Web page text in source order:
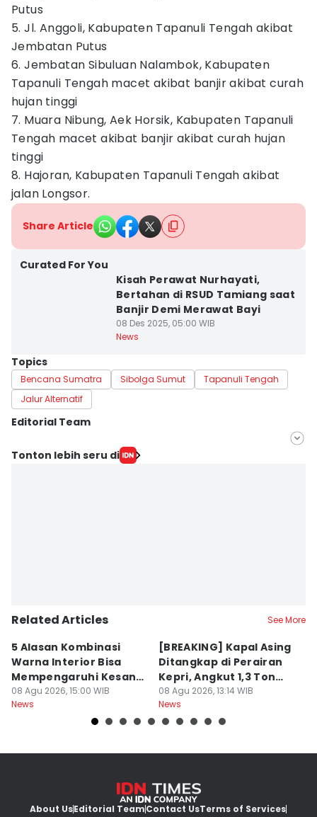
Putus
5. Jl. Anggoli, Kabupaten Tapanuli Tengah akibat
Jembatan Putus
6. Jembatan Sibuluan Nalambok, Kabupaten
Tapanuli Tengah macet akibat banjir akibat curah
hujan tinggi
7. Muara Nibung, Aek Horsik, Kabupaten Tapanuli
Tengah macet akibat banjir akibat curah hujan
tinggi
8. Hajoran, Kabupaten Tapanuli Tengah akibat
jalan Longsor.
Share Article
Curated For You
Kisah Perawat Nurhayati,
Bertahan di RSUD Tamiang saat
Banjir Demi Merawat Bayi
08 Des 2025, 05:00 WIB
News
Topics
Bencana Sumatra Sibolga Sumut
Tapanuli Tengah
Jalur Alternatif
Editorial Team
Editor
Tonton lebih seru di
Related Articles See More
5 Alasan Kombinasi
Warna Interior Bisa
Mempengaruhi Kesan
Mewah Mobil
08 Agu 2026, 15:00 WIB
News
[BREAKING] Kapal Asing
Ditangkap di Perairan
Kepri, Angkut 1,3 Ton
Sabu
08 Agu 2026, 13:14 WIB
News
About UsEditorial TeamContact UsTerms of Services